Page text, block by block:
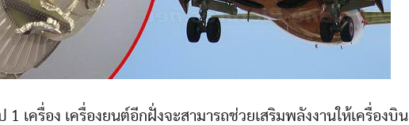
1 เครื่อง เครื่องยนต์อีกฝั่งจะสามารถช่วยเสริมพลังงานให้เครื่องบิน